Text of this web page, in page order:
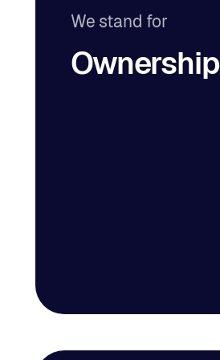
We stand for
Ownership